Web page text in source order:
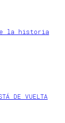
la historia
DE VUELTA